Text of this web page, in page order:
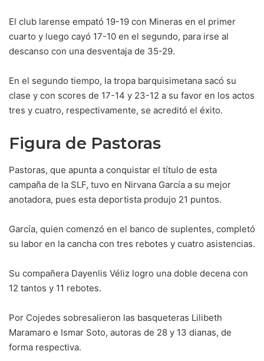
El club larense empató 19-19 con Mineras en el primer
cuarto y luego cayó 17-10 en el segundo, para irse al
descanso con una desventaja de 35-29.
En el segundo tiempo, la tropa barquisimetana sacó su
clase y con scores de 17-14 y 23-12 a su favor en los actos
tres y cuatro, respectivamente, se acreditó el éxito.
Figura de Pastoras
Pastoras, que apunta a conquistar el título de esta
campaña de la SLF, tuvo en Nirvana García a su mejor
anotadora, pues esta deportista produjo 21 puntos.
García, quien comenzó en el banco de suplentes, completó
su labor en la cancha con tres rebotes y cuatro asistencias.
Su compañera Dayenlis Véliz logro una doble decena con
12 tantos y 11 rebotes.
Por Cojedes sobresalieron las basqueteras Lilibeth
Maramaro e Ismar Soto, autoras de 28 y 13 dianas, de
forma respectiva.